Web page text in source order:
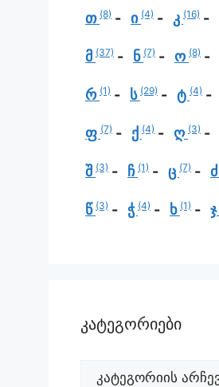
თ (8) ი (4) კ (16)
მ (37) ნ (7) ო (8)
რ (1) ს (29) ტ (4)
ფ (7) ქ (4) ღ (3)
შ (3) ჩ (1) ც (7) ძ
წ (3) ჭ (4) ხ (1) ჯ
კატეგორიები